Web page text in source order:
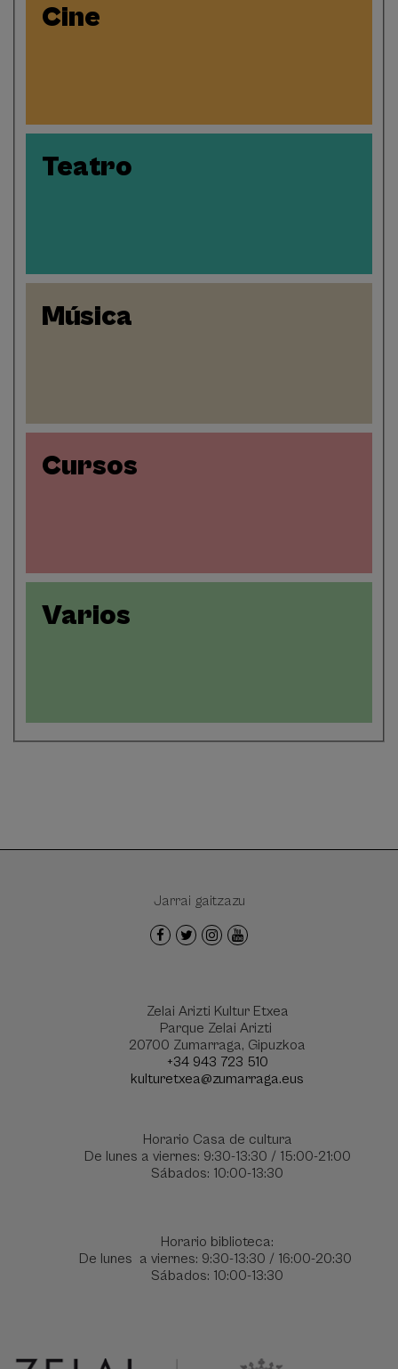
Cine
Teatro
Música
Cursos
Varios
Zelai Arizti Kultur Etxea
Parque Zelai Arizti
20700 Zumarraga, Gipuzkoa
+34 943 723 510
kulturetxea@zumarraga.eus
Horario Casa de cultura
De lunes a viernes: 9:30-13:30 / 15:00-21:00
Sábados: 10:00-13:30
Horario biblioteca:
De lunes a viernes: 9:30-13:30 / 16:00-20:30
Sábados: 10:00-13:30
Jarrai gaitzazu